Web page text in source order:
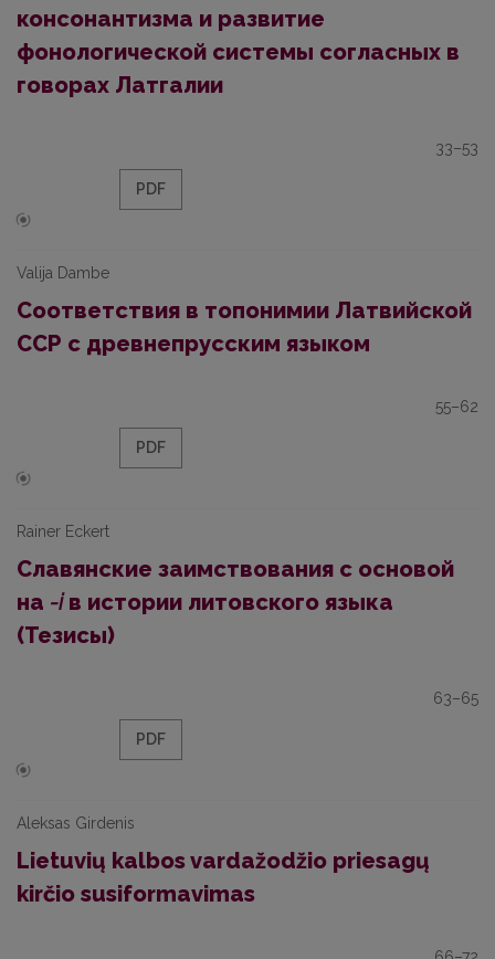
консонантизма и развитие
фонологической системы согласных в
говорах Латгалии
33–53
PDF
Valija Dambe
Соответствия в топонимии Латвийской
ССР с древнепрусским языком
55–62
PDF
Rainer Eckert
Славянские заимствования с основой
на -iв истории литовского языка
(Тезисы)
63–65
PDF
Aleksas Girdenis
Lietuvių kalbos vardažodžio priesagų
kirčio susiformavimas